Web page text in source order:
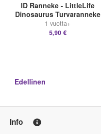
ID Ranneke - LittleLife
Dinosaurus Turvaranneke
1 vuotta+
5,90 €
Edellinen
Info